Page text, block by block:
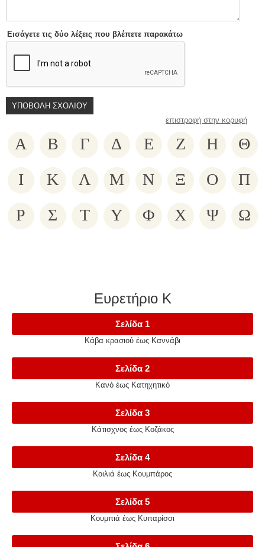
Εισάγετε τις δύο λέξεις που βλέπετε παρακάτω
επιστροφή στην κορυφή
Α Β Γ Δ Ε Ζ Η Θ
Ι Κ Λ Μ Ν Ξ Ο Π
Ρ Σ Τ Υ Φ Χ Ψ Ω
Ευρετήριο Κ
Σελίδα 1
Κάβα κρασιού έως Καννάβι
Σελίδα 2
Κανό έως Κατηχητικό
Σελίδα 3
Κάτισχνος έως Κοζάκος
Σελίδα 4
Κοιλιά έως Κουμπάρος
Σελίδα 5
Κουμπιά έως Κυπαρίσσι